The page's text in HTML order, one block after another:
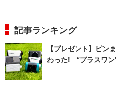
記事ランキング
【プレゼント】ピン
わった! “プラスワン